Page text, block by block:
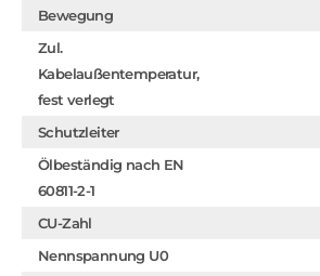
Bewegung
Zul.
Kabelaußentemperatur,
fest verlegt
Schutzleiter
Ölbeständig nach EN
60811-2-1
CU-Zahl
Nennspannung U0